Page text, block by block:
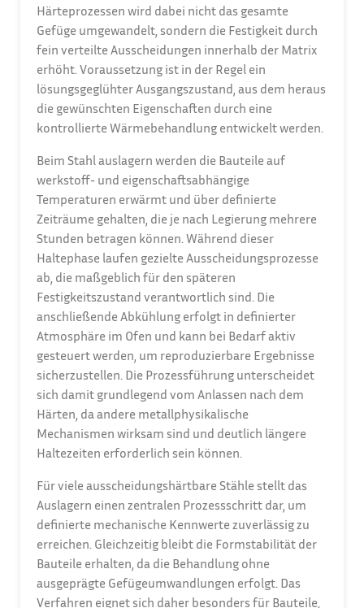
Härteprozessen wird dabei nicht das gesamte
Gefüge umgewandelt, sondern die Festigkeit durch
fein verteilte Ausscheidungen innerhalb der Matrix
erhöht. Voraussetzung ist in der Regel ein
lösungsgeglühter Ausgangszustand, aus dem heraus
die gewünschten Eigenschaften durch eine
kontrollierte Wärmebehandlung entwickelt werden.
Beim Stahl auslagern werden die Bauteile auf
werkstoff- und eigenschaftsabhängige
Temperaturen erwärmt und über definierte
Zeiträume gehalten, die je nach Legierung mehrere
Stunden betragen können. Während dieser
Haltephase laufen gezielte Ausscheidungsprozesse
ab, die maßgeblich für den späteren
Festigkeitszustand verantwortlich sind. Die
anschließende Abkühlung erfolgt in definierter
Atmosphäre im Ofen und kann bei Bedarf aktiv
gesteuert werden, um reproduzierbare Ergebnisse
sicherzustellen. Die Prozessführung unterscheidet
sich damit grundlegend vom Anlassen nach dem
Härten, da andere metallphysikalische
Mechanismen wirksam sind und deutlich längere
Haltezeiten erforderlich sein können.
Für viele ausscheidungshärtbare Stähle stellt das
Auslagern einen zentralen Prozessschritt dar, um
definierte mechanische Kennwerte zuverlässig zu
erreichen. Gleichzeitig bleibt die Formstabilität der
Bauteile erhalten, da die Behandlung ohne
ausgeprägte Gefügeumwandlungen erfolgt. Das
Verfahren eignet sich daher besonders für Bauteile,